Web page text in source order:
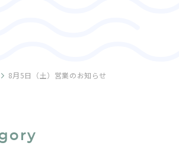
8月5日（土）営業のお知らせ